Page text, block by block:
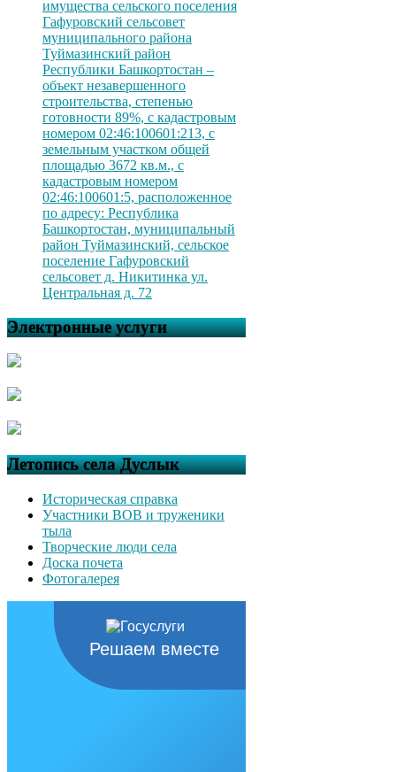
имущества сельского поселения
Гафуровский сельсовет
муниципального района
Туймазинский район
Республики Башкортостан –
объект незавершенного
строительства, степенью
готовности 89%, с кадастровым
номером 02:46:100601:213, с
земельным участком общей
площадью 3672 кв.м., с
кадастровым номером
02:46:100601:5, расположенное
по адресу: Республика
Башкортостан, муниципальный
район Туймазинский, сельское
поселение Гафуровский
сельсовет д. Никитинка ул.
Центральная д. 72
Электронные услуги
Летопись села Дуслык
Историческая справка
Участники ВОВ и труженики
тыла
Творческие люди села
Доска почета
Фотогалерея
Решаем вместе